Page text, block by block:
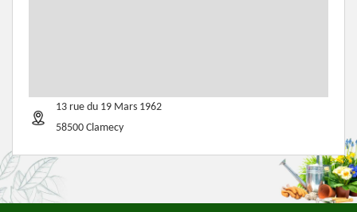
13 rue du 19 Mars 1962
58500 Clamecy